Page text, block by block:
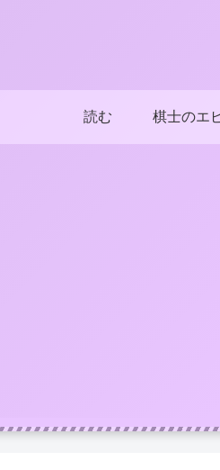
読む 棋士のエ